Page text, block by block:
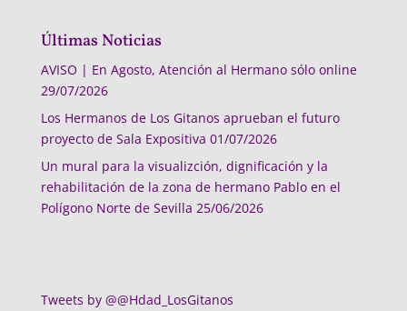
Últimas Noticias
AVISO | En Agosto, Atención al Hermano sólo online
29/07/2026
Los Hermanos de Los Gitanos aprueban el futuro
proyecto de Sala Expositiva 01/07/2026
Un mural para la visualizción, dignificación y la
rehabilitación de la zona de hermano Pablo en el
Polígono Norte de Sevilla 25/06/2026
Tweets by @@Hdad_LosGitanos